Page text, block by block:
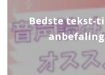
Bedste tekst-